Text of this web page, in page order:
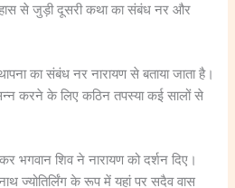
से जुड़ी दूसरी कथा का संबंध नर और
का संबंध नर नारायण से बताया जाता है।
करने के लिए कठिन तपस्या कई सालों से
भगवान शिव ने नारायण को दर्शन दिए।
ज्योतिर्लिंग के रूप में यहां पर सदैव वास